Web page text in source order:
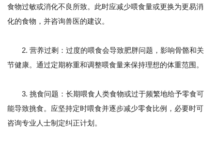
食物过敏或消化不良所致。此时应减少喂食量或更换为更易消
化的食物，并咨询兽医的建议。
2. 营养过剩：过度的喂食会导致肥胖问题，影响骨骼和关
节健康。通过定期称重和调整喂食量来保持理想的体重范围。
3. 挑食问题：长期喂食人类食物或过于频繁地给予零食可
能导致挑食。应坚持定时喂食并逐步减少零食比例，必要时可
咨询专业人士制定纠正计划。